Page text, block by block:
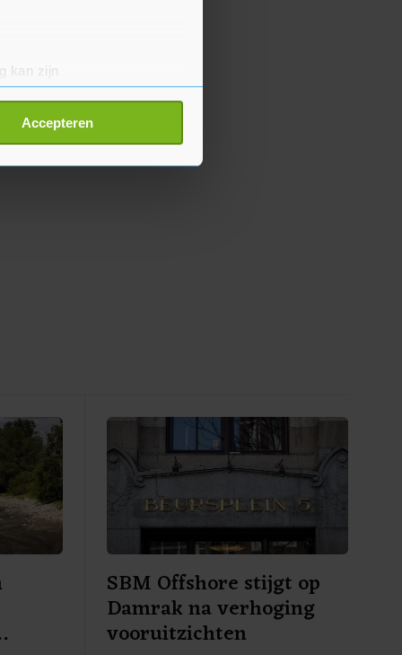
kan zijn
detailgedeelte
Accepteren
SBM Offshore stijgt op
Damrak na verhoging
vooruitzichten